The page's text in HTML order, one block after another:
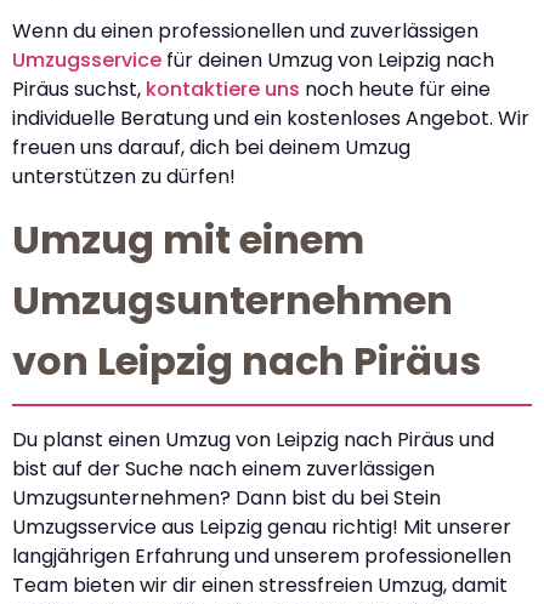
Wenn du einen professionellen und zuverlässigen
Umzugsservice für deinen Umzug von Leipzig nach
Piräus suchst, kontaktiere uns noch heute für eine
individuelle Beratung und ein kostenloses Angebot. Wir
freuen uns darauf, dich bei deinem Umzug
unterstützen zu dürfen!
Umzug mit einem
Umzugsunternehmen
von Leipzig nach Piräus
Du planst einen Umzug von Leipzig nach Piräus und
bist auf der Suche nach einem zuverlässigen
Umzugsunternehmen? Dann bist du bei Stein
Umzugsservice aus Leipzig genau richtig! Mit unserer
langjährigen Erfahrung und unserem professionellen
Team bieten wir dir einen stressfreien Umzug, damit